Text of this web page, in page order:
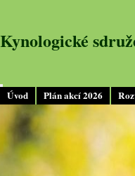
Úvod Plán akcí 2026
Kynologické